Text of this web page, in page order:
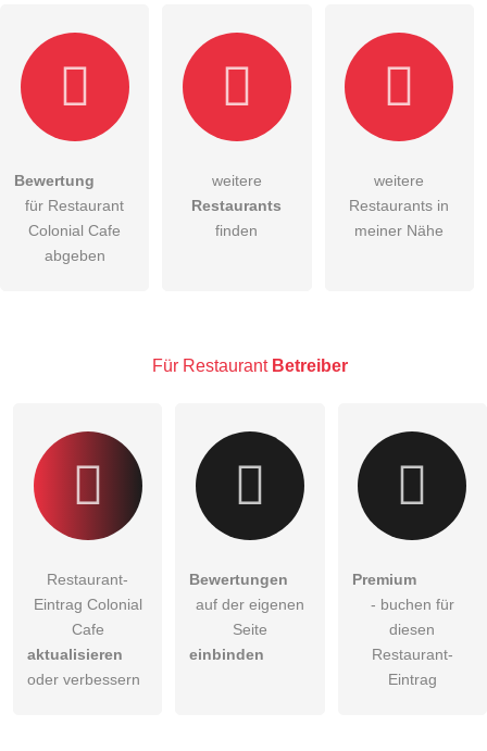
Hiermit akzeptiere ich dieAGB
DieDatenschutzerklärung habe ich zur Kenntnis genommen.
Besucher sichtbar.
Bewertung
für Restaurant
Colonial Cafe
abgeben
weitere
Restaurants
finden
weitere
Restaurants in
meiner Nähe
Für Restaurant Betreiber
Restaurant-
Eintrag Colonial
Cafe
aktualisieren
oder verbessern
Bewertungen
auf der eigenen
Seite
einbinden
Premium
- buchen für
diesen
Restaurant-
Eintrag